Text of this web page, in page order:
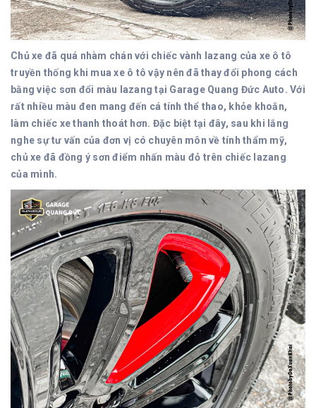
Chủ xe đã quá nhàm chán với chiếc vành lazang của xe ô tô
truyền thống khi mua xe ô tô vậy nên đã thay đổi phong cách
bằng việc sơn đổi màu lazang tại Garage Quang Đức Auto. Với
rất nhiều màu đen mang đến cá tính thể thao, khỏe khoắn,
làm chiếc xe thanh thoát hơn. Đặc biệt tại đây, sau khi lắng
nghe sự tư vấn của đơn vị có chuyên môn về tính thẩm mỹ,
chủ xe đã đồng ý sơn điểm nhấn màu đỏ trên chiếc lazang
của mình.